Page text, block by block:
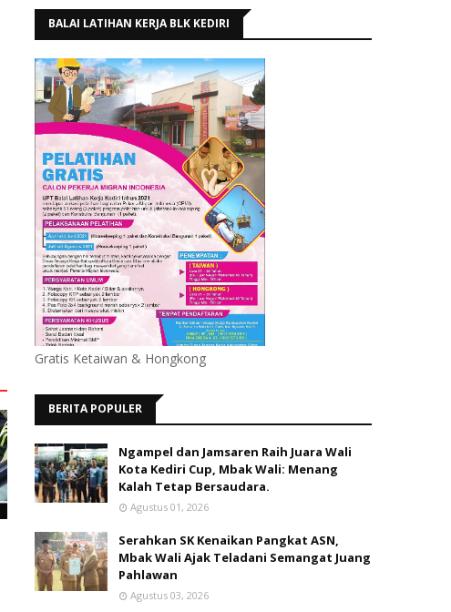
BALAI LATIHAN KERJA BLK KEDIRI
Gratis Ketaiwan & Hongkong
BERITA POPULER
Ngampel dan Jamsaren Raih Juara Wali
Kota Kediri Cup, Mbak Wali: Menang
Kalah Tetap Bersaudara.
Agustus 01, 2026
Serahkan SK Kenaikan Pangkat ASN,
Mbak Wali Ajak Teladani Semangat Juang
Pahlawan
Agustus 03, 2026